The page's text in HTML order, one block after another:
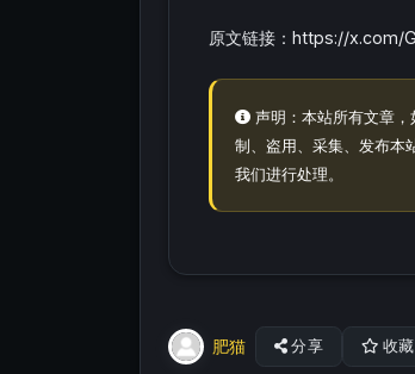
原文链接：https://x.com/
声明：本站所有文章
制、盗用、采集、发布本
我们进行处理。
肥猫 分享 收藏